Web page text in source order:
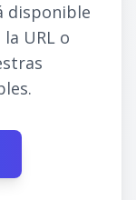
disponible
URL o